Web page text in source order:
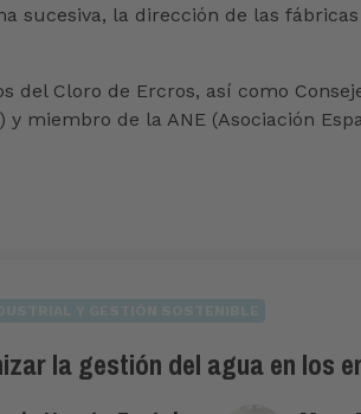
sucesiva, la dirección de las
Cloro de Ercros, así como
y miembro de la ANE (Asociación
la gestión del agua en los